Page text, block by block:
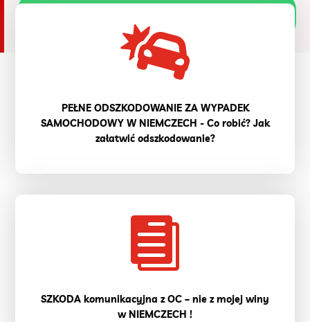
📷 Wyślij zdjęcia na WhatsApp — bezpłatna

PEŁNE ODSZKODOWANIE ZA WYPADEK
SAMOCHODOWY W NIEMCZECH - Co robić? Jak
załatwić odszkodowanie?

SZKODA komunikacyjna z OC – nie z mojej winy
w NIEMCZECH !